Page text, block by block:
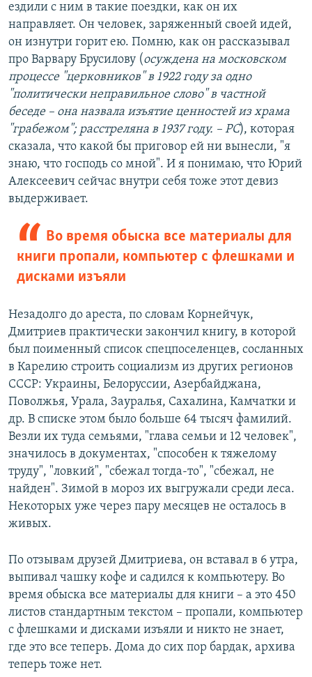
ездили с ним в такие поездки, как он их
направляет. Он человек, заряженный своей идей,
он изнутри горит ею. Помню, как он рассказывал
про Варвару Брусилову (осуждена на московском
процессе "церковников" в 1922 году за одно
"политически неправильное слово" в частной
беседе – она назвала изъятие ценностей из храма
"грабежом"; расстреляна в 1937 году. – РС), которая
сказала, что какой бы приговор ей ни вынесли, "я
знаю, что господь со мной". И я понимаю, что Юрий
Алексеевич сейчас внутри себя тоже этот девиз
выдерживает.
Во время обыска все материалы для
книги пропали, компьютер с флешками и
дисками изъяли
Незадолго до ареста, по словам Корнейчук,
Дмитриев практически закончил книгу, в которой
был поименный список спецпоселенцев, сосланных
в Карелию строить социализм из других регионов
СССР: Украины, Белоруссии, Азербайджана,
Поволжья, Урала, Зауралья, Сахалина, Камчатки и
др. В списке этом было больше 64 тысяч фамилий.
Везли их туда семьями, "глава семьи и 12 человек",
значилось в документах, "способен к тяжелому
труду", "ловкий", "сбежал тогда-то", "сбежал, не
найден". Зимой в мороз их выгружали среди леса.
Некоторых уже через пару месяцев не осталось в
живых.
По отзывам друзей Дмитриева, он вставал в 6 утра,
выпивал чашку кофе и садился к компьютеру. Во
время обыска все материалы для книги – а это 450
листов стандартным текстом – пропали, компьютер
с флешками и дисками изъяли и никто не знает,
где это все теперь. Дома до сих пор бардак, архива
теперь тоже нет.